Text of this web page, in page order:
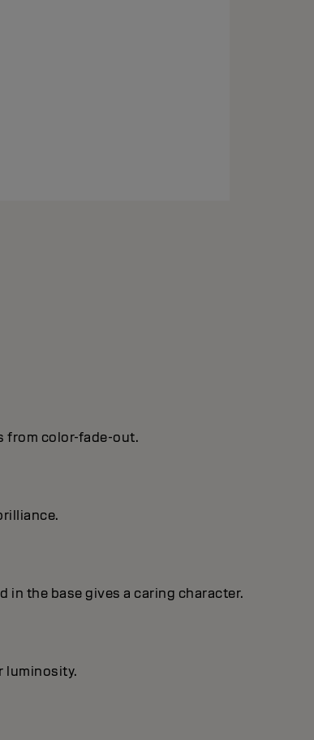
from color-fade-out.
the base gives a caring character.
luminosity.